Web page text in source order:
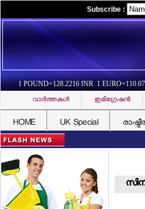
Subscribe :
1 POUND=128.2216 INR 1
വാര്‍ത്തകള്‍ ഇമിഗ്രേഷന്‍
HOME UK Special